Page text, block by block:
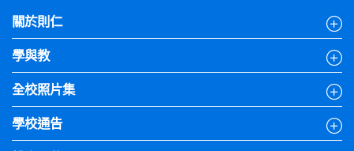
關於則仁
學與教
全校照片集
學校通告